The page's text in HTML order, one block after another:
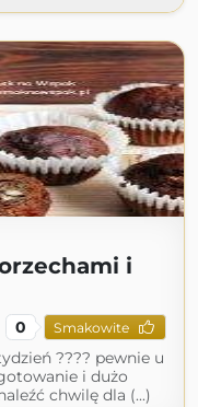
i
0 Smakowite
???? pewnie u
i dużo
chwilę dla (...)